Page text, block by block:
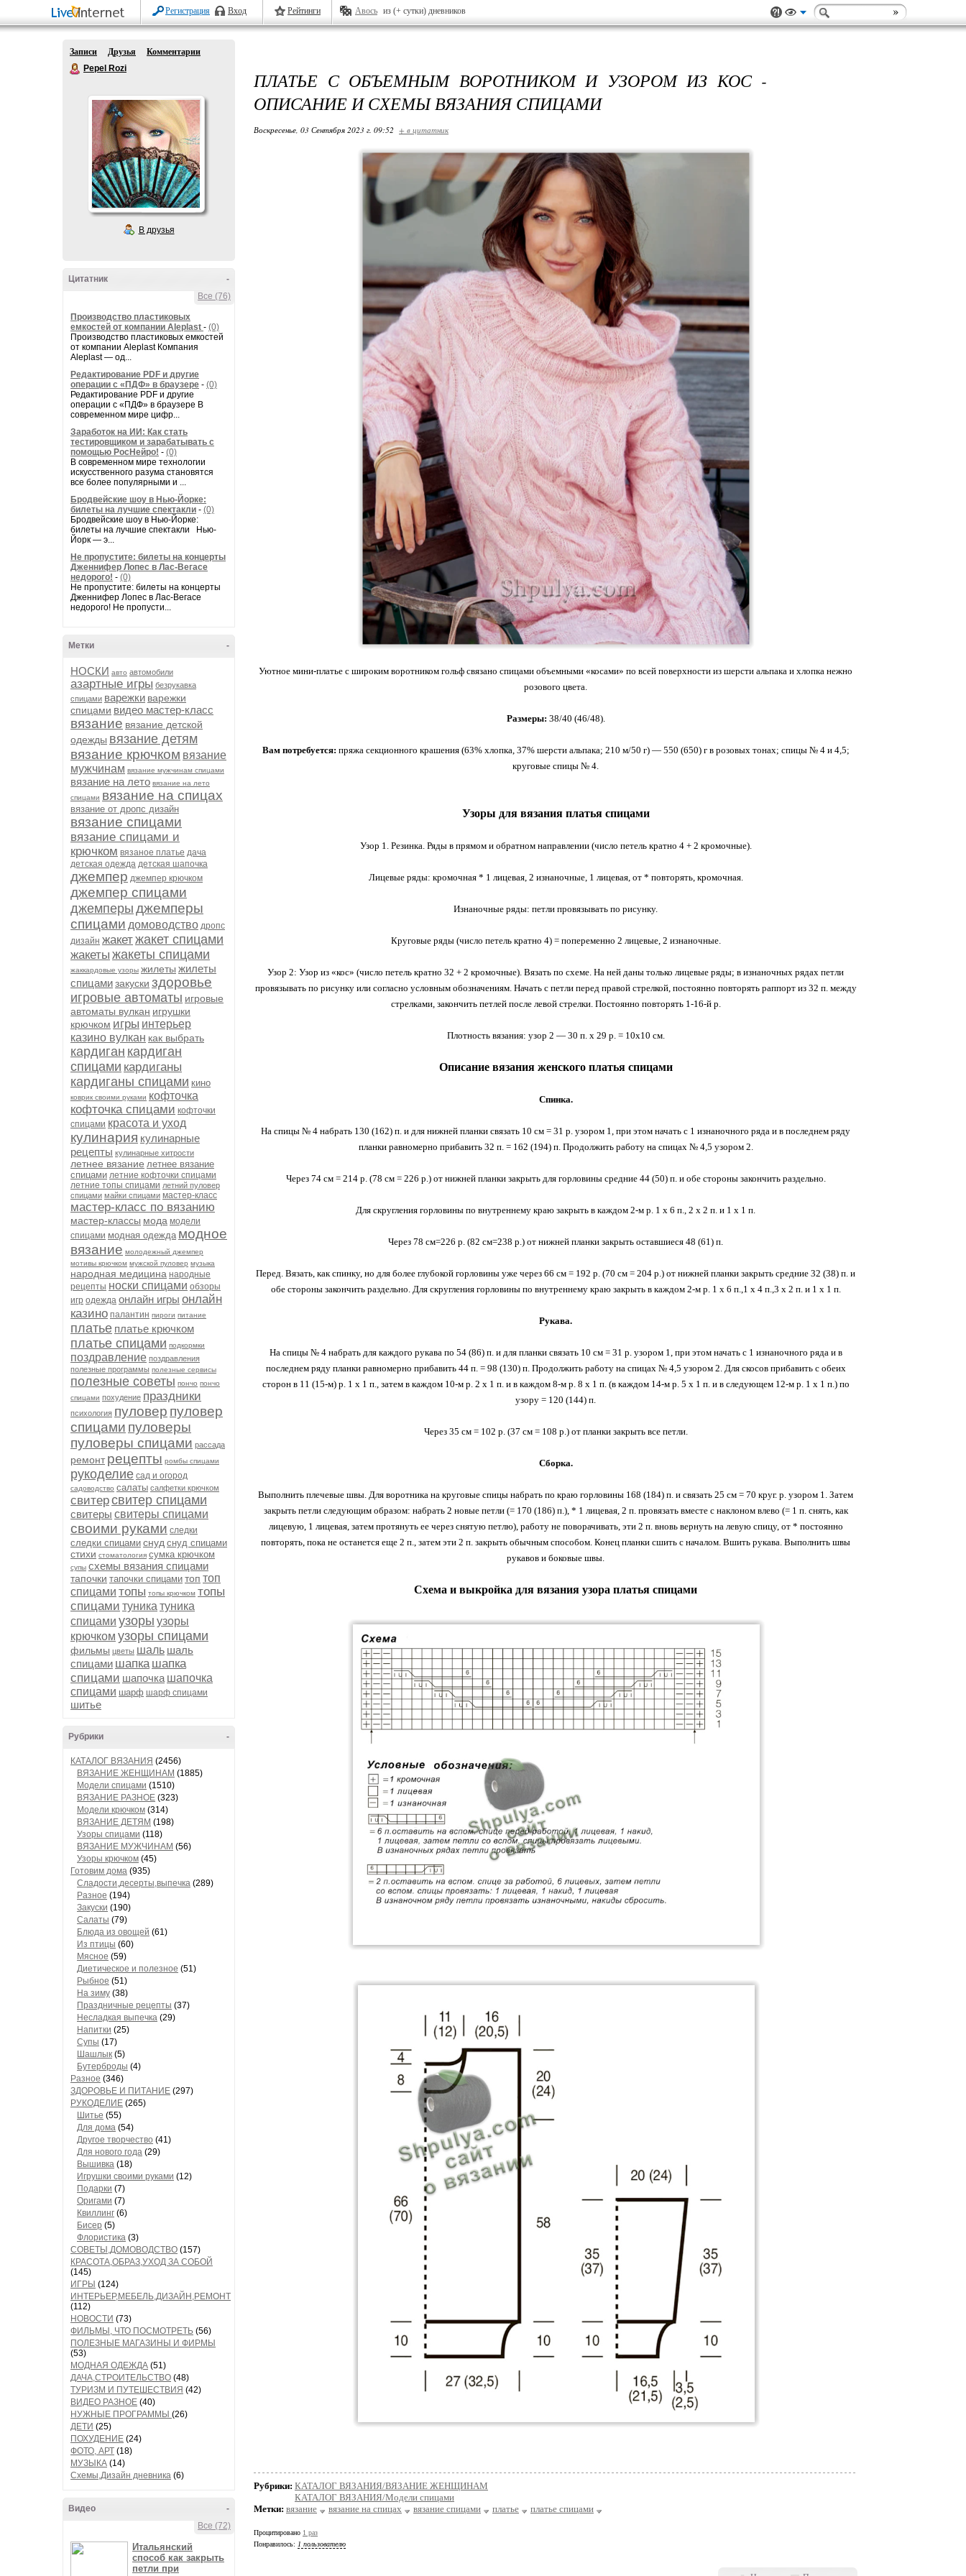
Регистрация Вход Рейтинги Авось из (+ сутки) дневников
Записи Друзья
Комментарии
Pepel Rozi
В друзья
-
Цитатник
Все (76)
Производство пластиковых
емкостей от компании Aleplast - (0)
Производство пластиковых емкостей
от компании Aleplast Компания
Aleplast — од...
Редактирование PDF и другие
операции с «ПДФ» в браузере - (0)
Редактирование PDF и другие
операции с «ПДФ» в браузере В
современном мире цифр...
Заработок на ИИ: Как стать
тестировщиком и зарабатывать с
помощью РосНейро! - (0)
В современном мире технологии
искусственного разума становятся
все более популярными и ...
Бродвейские шоу в Нью-Йорке:
билеты на лучшие спектакли - (0)
Бродвейские шоу в Нью-Йорке:
билеты на лучшие спектакли Нью-
Йорк — э...
Не пропустите: билеты на концерты
Дженнифер Лопес в Лас-Вегасе
недорого! - (0)
Не пропустите: билеты на концерты
Дженнифер Лопес в Лас-Вегасе
недорого! Не пропусти...
-
Метки
НОСКИ авто автомобили
азартные игры безрукавка
спицами варежки варежки
спицами видео мастер-класс
вязание вязание детской
одежды вязание детям
вязание крючком вязание
мужчинам вязание мужчинам спицами
вязание на лето вязание на лето
спицами вязание на спицах
вязание от дропс дизайн
вязание спицами
вязание спицами и
крючком вязаное платье дача
детская одежда детская шапочка
джемпер джемпер крючком
джемпер спицами
джемперы джемперы
спицами домоводство дропс
дизайн жакетжакет спицами
жакеты жакеты спицами
жаккардовые узоры жилеты жилеты
спицамизакуски здоровье
игровые автоматы игровые
автоматы вулкан игрушки
крючком игры интерьер
казино вулкан как выбрать
кардиган кардиган
спицами кардиганы
кардиганы спицами кино
коврик своими руками кофточка
кофточка спицами кофточки
спицами красота и уход
кулинария кулинарные
рецепты кулинарные хитрости
летнее вязание летнее вязание
спицами летние кофточки спицами
летние топы спицами летний пуловер
спицами майки спицами мастер-класс
мастер-класс по вязанию
мастер-классы мода модели
спицами модная одежда модное
вязание молодежный джемпер
мотивы крючком мужской пуловер музыка
народная медицина народные
рецепты носки спицами обзоры
игр одежда онлайн игры онлайн
казино палантин пироги питание
платье платье крючком
платье спицами подкормки
поздравление поздравления
полезные программы полезные сервисы
полезные советы пончо пончо
спицами похудение праздники
психология пуловер пуловер
спицами пуловеры
пуловеры спицами рассада
ремонт рецепты ромбы спицами
рукоделие сад и огород
садоводство салаты салфетки крючком
свитерсвитер спицами
свитеры свитеры спицами
своими руками следки
следки спицами снуд снуд спицами
стихи стоматология сумка крючком
супы схемы вязания спицами
тапочки тапочки спицами топ топ
спицами топы топы крючком топы
спицами туника туника
спицами узоры узоры
крючком узоры спицами
фильмы цветы шаль шаль
спицами шапка шапка
спицами шапочка шапочка
спицами шарф шарф спицами
шитье
-
Рубрики
КАТАЛОГ ВЯЗАНИЯ (2456)
ВЯЗАНИЕ ЖЕНЩИНАМ (1885)
Модели спицами (1510)
ВЯЗАНИЕ РАЗНОЕ (323)
Модели крючком (314)
ВЯЗАНИЕ ДЕТЯМ (198)
Узоры спицами (118)
ВЯЗАНИЕ МУЖЧИНАМ (56)
Узоры крючком (45)
Готовим дома (935)
Сладости,десерты,выпечка (289)
Разное (194)
Закуски (190)
Салаты (79)
Блюда из овощей (61)
Из птицы (60)
Мясное (59)
Диетическое и полезное (51)
Рыбное (51)
На зиму (38)
Праздничные рецепты (37)
Несладкая выпечка (29)
Напитки (25)
Супы (17)
Шашлык (5)
Бутерброды (4)
Разное (346)
ЗДОРОВЬЕ И ПИТАНИЕ (297)
РУКОДЕЛИЕ (265)
Шитье (55)
Для дома (54)
Другое творчество (41)
Для нового года (29)
Вышивка (18)
Игрушки своими руками (12)
Подарки (7)
Оригами (7)
Квиллинг (6)
Бисер (5)
Флористика (3)
СОВЕТЫ,ДОМОВОДСТВО (157)
КРАСОТА,ОБРАЗ,УХОД ЗА СОБОЙ
(145)
ИГРЫ (124)
ИНТЕРЬЕР,МЕБЕЛЬ,ДИЗАЙН,РЕМОНТ
(112)
НОВОСТИ (73)
ФИЛЬМЫ, ЧТО ПОСМОТРЕТЬ (56)
ПОЛЕЗНЫЕ МАГАЗИНЫ И ФИРМЫ
(53)
МОДНАЯ ОДЕЖДА (51)
ДАЧА,СТРОИТЕЛЬСТВО (48)
ТУРИЗМ И ПУТЕШЕСТВИЯ (42)
ВИДЕО РАЗНОЕ (40)
НУЖНЫЕ ПРОГРАММЫ (26)
ДЕТИ (25)
ПОХУДЕНИЕ (24)
ФОТО, АРТ (18)
МУЗЫКА (14)
Схемы,Дизайн дневника (6)
-
Видео
Все (72)
Итальянский
способ как закрыть
петли при
ПЛАТЬЕ С ОБЪЕМНЫМ ВОРОТНИКОМ И УЗОРОМ ИЗ КОС -
ОПИСАНИЕ И СХЕМЫ ВЯЗАНИЯ СПИЦАМИ
Воскресенье, 03 Сентября 2023 г. 09:52 + в цитатник
Уютное мини-платье с широким воротником гольф связано спицами объемными «косами» по всей поверхности из шерсти альпака и хлопка нежно
розового цвета.
Размеры: 38/40 (46/48).
Вам потребуется: пряжа секционного крашения (63% хлопка, 37% шерсти альпака; 210 м/50 г) — 550 (650) г в розовых тонах; спицы № 4 и 4,5;
круговые спицы № 4.
Узоры для вязания платья спицами
Узор 1. Резинка. Ряды в прямом и обратном направлении (число петель кратно 4 + 2 кромочные).
Лицевые ряды: кромочная * 1 лицевая, 2 изнаночные, 1 лицевая, от * повторять, кромочная.
Изнаночные ряды: петли провязывать по рисунку.
Круговые ряды (число петель кратно 4) = попеременно 2 лицевые, 2 изнаночные.
Узор 2: Узор из «кос» (число петель кратно 32 + 2 кромочные). Вязать по схеме. На ней даны только лицевые ряды; в изнаночных рядах петли
провязывать по рисунку или согласно условным обозначениям. Начать с петли перед правой стрелкой, постоянно повторять раппорт из 32 п. между
стрелками, закончить петлей после левой стрелки. Постоянно повторять 1-16-й р.
Плотность вязания: узор 2 — 30 п. х 29 р. = 10x10 см.
Описание вязания женского платья спицами
Спинка.
На спицы № 4 набрать 130 (162) п. и для нижней планки связать 10 см = 31 р. узором 1, при этом начать с 1 изнаночного ряда и в последнем ряду
планки равномерно прибавить 32 п. = 162 (194) п. Продолжить работу на спицах № 4,5 узором 2.
Через 74 см = 214 р. (78 см = 226 р.) от нижней планки закрыть для горловины средние 44 (50) п. и обе стороны закончить раздельно.
Для скругления горловины по внутреннему краю закрыть в каждом 2-м р. 1 х 6 п., 2 х 2 п. и 1 х 1 п.
Через 78 см=226 р. (82 см=238 р.) от нижней планки закрыть оставшиеся 48 (61) п.
Перед. Вязать, как спинку, но для более глубокой горловины уже через 66 см = 192 р. (70 см = 204 р.) от нижней планки закрыть средние 32 (38) п. и
обе стороны закончить раздельно. Для скругления горловины по внутреннему краю закрыть в каждом 2-м р. 1 х 6 п.,1 х 4 п.,3 х 2 п. и 1 х 1 п.
Рукава.
На спицы № 4 набрать для каждого рукава по 54 (86) п. и для планки связать 10 см = 31 р. узором 1, при этом начать с 1 изнаночного ряда и в
последнем ряду планки равномерно прибавить 44 п. = 98 (130) п. Продолжить работу на спицах № 4,5 узором 2. Для скосов прибавить с обеих
сторон в 11 (15-м) р. 1 х 1 п., затем в каждом 10-м р. 2 х 1 п. и в каждом 8-м р. 8 х 1 п. (в каждом 14-м р. 5 х 1 п. и в следующем 12-м р. 1 х 1 п.) по
узору = 120 (144) п.
Через 35 см = 102 р. (37 см = 108 р.) от планки закрыть все петли.
Сборка.
Выполнить плечевые швы. Для воротника на круговые спицы набрать по краю горловины 168 (184) п. и связать 25 см = 70 круг. р. узором 1. Затем
закрыть петли следующим образом: набрать 2 новые петли (= 170 (186) п.), * 1 лицевая, 2 п. провязать вместе с наклоном влево (= 1 п. снять, как
лицевую, 1 лицевая, затем протянуть ее через снятую петлю), работу не поворачивать, эти 2 п. вновь вернуть на левую спицу, от * постоянно
повторять, пока не останется еще 2 п., затем эти 2 п. закрыть обычным способом. Конец планки сшить с началом. Вшить рукава. Выполнить швы
рукавов и боковые швы.
Схема и выкройка для вязания узора платья спицами
Рубрики: КАТАЛОГ ВЯЗАНИЯ/ВЯЗАНИЕ ЖЕНЩИНАМ
КАТАЛОГ ВЯЗАНИЯ/Модели спицами
Метки: вязание вязание на спицах вязание спицами платье платье спицами
Процитировано 1 раз
Понравилось: 1 пользователю